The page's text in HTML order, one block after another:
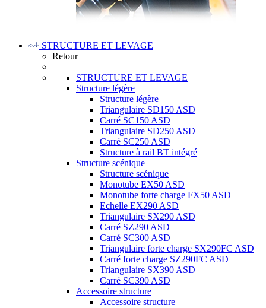
STRUCTURE ET LEVAGE
Retour
STRUCTURE ET LEVAGE
Structure légère
Structure légère
Triangulaire SD150 ASD
Carré SC150 ASD
Triangulaire SD250 ASD
Carré SC250 ASD
Structure à rail BT intégré
Structure scénique
Structure scénique
Monotube EX50 ASD
Monotube forte charge FX50 ASD
Echelle EX290 ASD
Triangulaire SX290 ASD
Carré SZ290 ASD
Carré SC300 ASD
Triangulaire forte charge SX290FC ASD
Carré forte charge SZ290FC ASD
Triangulaire SX390 ASD
Carré SC390 ASD
Accessoire structure
Accessoire structure